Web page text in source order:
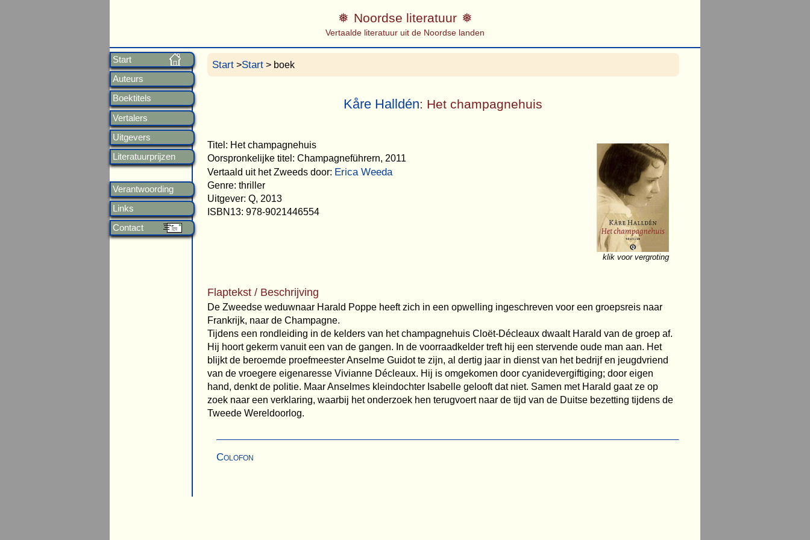
Start
Auteurs
Boektitels
Vertalers
Uitgevers
Literatuurprijzen
Verantwoording
Links
Contact
Noordse literatuur
Vertaalde literatuur uit de Noordse landen
Start >Start > boek
Kåre Halldén: Het champagnehuis
klik voor vergroting
Titel: Het champagnehuis
Oorspronkelijke titel: Champagneführern, 2011
Vertaald uit het Zweeds door: Erica Weeda
Genre: thriller
Uitgever: Q, 2013
ISBN13: 978-9021446554
Flaptekst / Beschrijving
De Zweedse weduwnaar Harald Poppe heeft zich in een opwelling ingeschreven voor een groepsreis naar
Frankrijk, naar de Champagne.
Tijdens een rondleiding in de kelders van het champagnehuis Cloët-Décleaux dwaalt Harald van de groep af.
Hij hoort gekerm vanuit een van de gangen. In de voorraadkelder treft hij een stervende oude man aan. Het
blijkt de beroemde proefmeester Anselme Guidot te zijn, al dertig jaar in dienst van het bedrijf en jeugdvriend
van de vroegere eigenaresse Vivianne Décleaux. Hij is omgekomen door cyanidevergiftiging; door eigen
hand, denkt de politie. Maar Anselmes kleindochter Isabelle gelooft dat niet. Samen met Harald gaat ze op
zoek naar een verklaring, waarbij het onderzoek hen terugvoert naar de tijd van de Duitse bezetting tijdens de
Tweede Wereldoorlog.
Colofon